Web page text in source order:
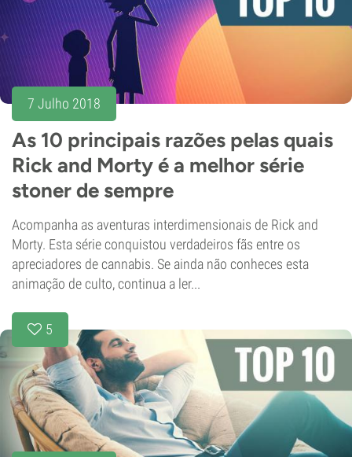
7 Julho 2018
As 10 principais razões pelas quais
Rick and Morty é a melhor série
stoner de sempre
Acompanha as aventuras interdimensionais de Rick and
Morty. Esta série conquistou verdadeiros fãs entre os
apreciadores de cannabis. Se ainda não conheces esta
animação de culto, continua a ler...
5